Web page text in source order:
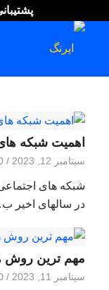
پشتیبانی
اهمیت شبکه
سپتامبر 12, 2023 /
0
شبکه های
در سالهای اخیر
مهم ترین روش
سپتامبر 11, 2023 /
0